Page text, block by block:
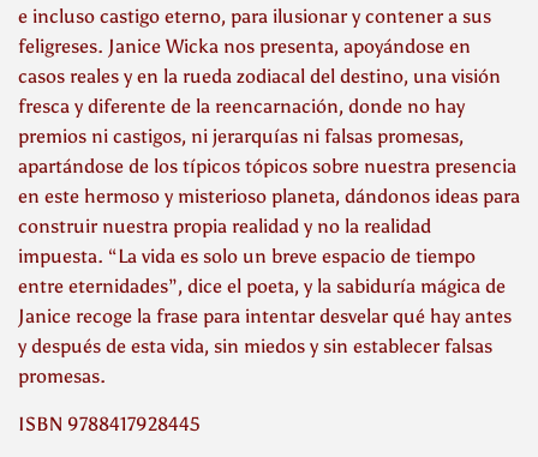
e incluso castigo eterno, para ilusionar y contener a sus
feligreses. Janice Wicka nos presenta, apoyándose en
casos reales y en la rueda zodiacal del destino, una visión
fresca y diferente de la reencarnación, donde no hay
premios ni castigos, ni jerarquías ni falsas promesas,
apartándose de los típicos tópicos sobre nuestra presencia
en este hermoso y misterioso planeta, dándonos ideas para
construir nuestra propia realidad y no la realidad
impuesta. “La vida es solo un breve espacio de tiempo
entre eternidades”, dice el poeta, y la sabiduría mágica de
Janice recoge la frase para intentar desvelar qué hay antes
y después de esta vida, sin miedos y sin establecer falsas
promesas.
ISBN 9788417928445